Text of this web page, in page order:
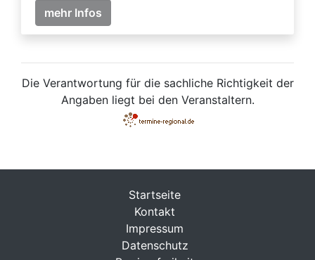
mehr Infos
Die Verantwortung für die sachliche Richtigkeit der
Angaben liegt bei den Veranstaltern.
Startseite
Kontakt
Impressum
Datenschutz